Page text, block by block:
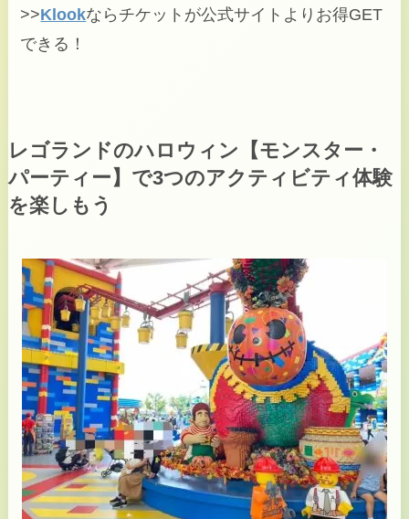
>>Klookならチケットが公式サイトよりお得GET
できる！
レゴランドのハロウィン【モンスター・
パーティー】で3つのアクティビティ体験
を楽しもう